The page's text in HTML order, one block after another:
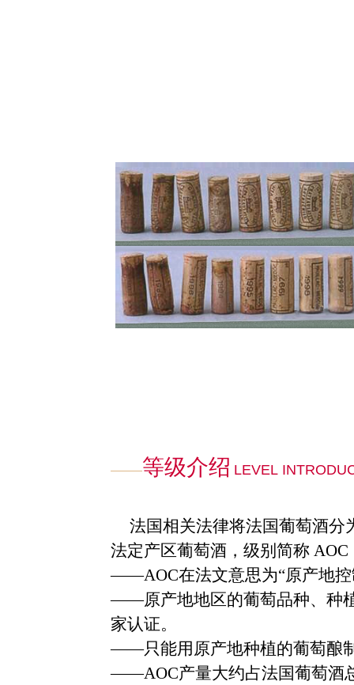
等级介绍 LEVEL
法国相关法律将法国葡萄酒分
法定产区葡萄酒，级别简称 AOC
——AOC在法文意思为“原产地
——原产地地区的葡萄品种、种
家认证。
——只能用原产地种植的葡萄酿
——AOC产量大约占法国葡萄酒